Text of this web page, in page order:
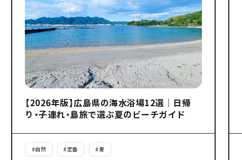
【2026年版】広島県の海水浴場12選｜日帰
り・子連れ・島旅で選ぶ夏のビーチガイド
#自然 #定番 #夏